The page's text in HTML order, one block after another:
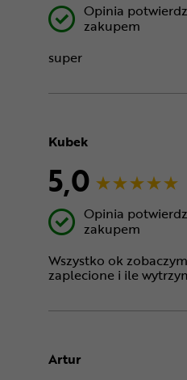
Opinia
zakupem
super
Kubek
5,0
Opinia
zakupem
Wszystko ok
zaplecione i ile
Artur